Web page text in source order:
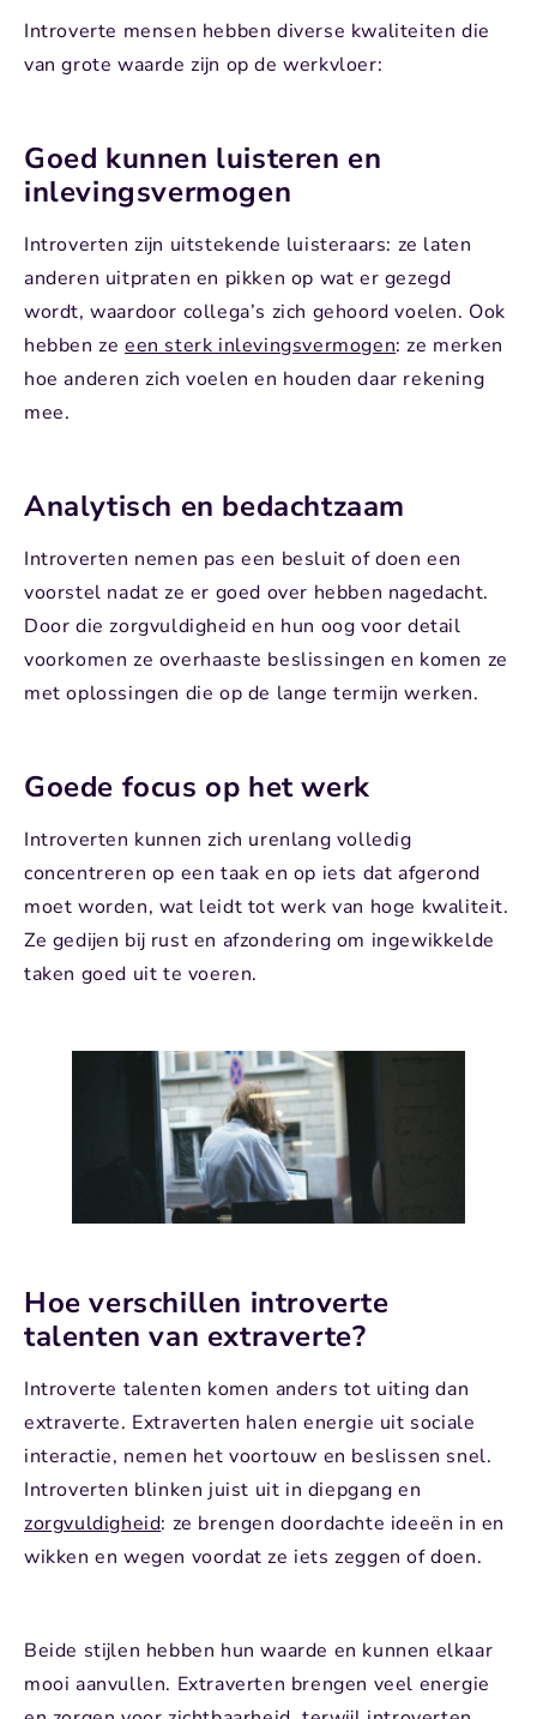
Introverte mensen hebben diverse kwaliteiten die
van grote waarde zijn op de werkvloer:
Goed kunnen luisteren en
inlevingsvermogen
Introverten zijn uitstekende luisteraars: ze laten
anderen uitpraten en pikken op wat er gezegd
wordt, waardoor collega’s zich gehoord voelen. Ook
hebben ze een sterk inlevingsvermogen: ze merken
hoe anderen zich voelen en houden daar rekening
mee.
Analytisch en bedachtzaam
Introverten nemen pas een besluit of doen een
voorstel nadat ze er goed over hebben nagedacht.
Door die zorgvuldigheid en hun oog voor detail
voorkomen ze overhaaste beslissingen en komen ze
met oplossingen die op de lange termijn werken.
Goede focus op het werk
Introverten kunnen zich urenlang volledig
concentreren op een taak en op iets dat afgerond
moet worden, wat leidt tot werk van hoge kwaliteit.
Ze gedijen bij rust en afzondering om ingewikkelde
taken goed uit te voeren.
Hoe verschillen introverte
talenten van extraverte?
Introverte talenten komen anders tot uiting dan
extraverte. Extraverten halen energie uit sociale
interactie, nemen het voortouw en beslissen snel.
Introverten blinken juist uit in diepgang en
zorgvuldigheid: ze brengen doordachte ideeën in en
wikken en wegen voordat ze iets zeggen of doen.
Beide stijlen hebben hun waarde en kunnen elkaar
mooi aanvullen. Extraverten brengen veel energie